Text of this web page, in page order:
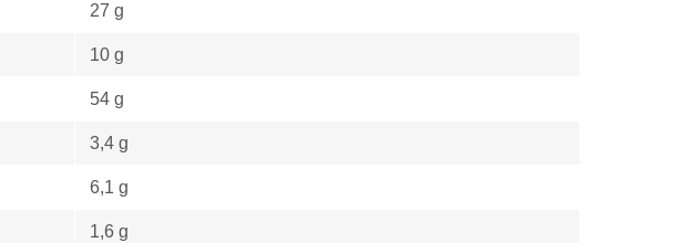
27 g
10 g
54 g
3,4 g
6,1 g
1,6 g